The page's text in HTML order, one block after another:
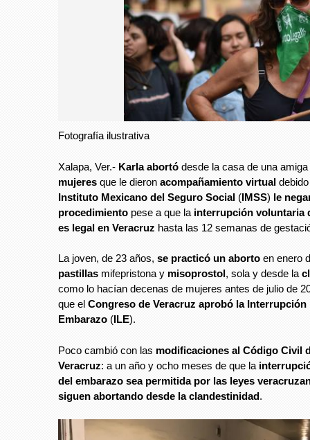
Fotografía ilustrativa
Xalapa, Ver.- Karla abortó desde la casa de una
mujeres que le dieron acompañamiento virtual
Instituto Mexicano del Seguro Social (IMSS) le
procedimiento pese a que la interrupción voluntaria
es legal en Veracruz hasta las 12 semanas de
La joven, de 23 años, se practicó un aborto en enero
pastillas mifepristona y misoprostol, sola y desde la
como lo hacían decenas de mujeres antes de julio de
que el Congreso de Veracruz aprobó la Interrupción
Embarazo (ILE).
Poco cambió con las modificaciones al Código Civil
Veracruz: a un año y ocho meses de que la
del embarazo sea permitida por las leyes
siguen abortando desde la clandestinidad.